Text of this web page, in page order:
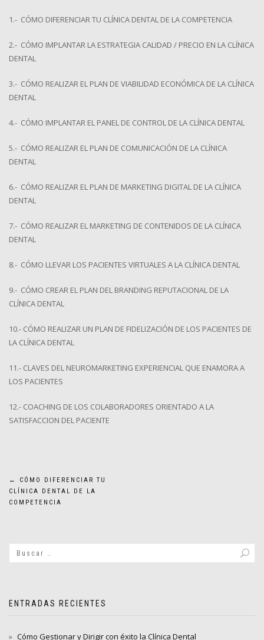
1.- CÓMO DIFERENCIAR TU CLÍNICA DENTAL DE LA COMPETENCIA
2.- CÓMO IMPLANTAR LA ESTRATEGIA CALIDAD / PRECIO EN LA CLÍNICA
DENTAL
3.- CÓMO REALIZAR EL PLAN DE VIABILIDAD ECONÓMICA DE LA CLÍNICA
DENTAL
4.- CÓMO IMPLANTAR EL PANEL DE CONTROL DE LA CLÍNICA DENTAL
5.- CÓMO REALIZAR EL PLAN DE COMUNICACIÓN DE LA CLÍNICA
DENTAL
6.- CÓMO REALIZAR EL PLAN DE MARKETING DIGITAL DE LA CLÍNICA
DENTAL
7.- CÓMO REALIZAR EL MARKETING DE CONTENIDOS DE LA CLÍNICA
DENTAL
8.- CÓMO LLEVAR LOS PACIENTES VIRTUALES A LA CLÍNICA DENTAL
9.- CÓMO CREAR EL PLAN DEL BRANDING REPUTACIONAL DE LA
CLÍNICA DENTAL
10.- CÓMO REALIZAR UN PLAN DE FIDELIZACIÓN DE LOS PACIENTES DE
LA CLÍNICA DENTAL
11.- CLAVES DEL NEUROMARKETING EXPERIENCIAL QUE ENAMORA A
LOS PACIENTES
12.- COACHING DE LOS COLABORADORES ORIENTADO A LA
SATISFACCION DEL PACIENTE
Navegación
de
←
CÓMO DIFERENCIAR TU
CLÍNICA DENTAL DE LA
COMPETENCIA
ENTRADAS RECIENTES
Cómo Gestionar y Dirigir con éxito la Clínica Dental